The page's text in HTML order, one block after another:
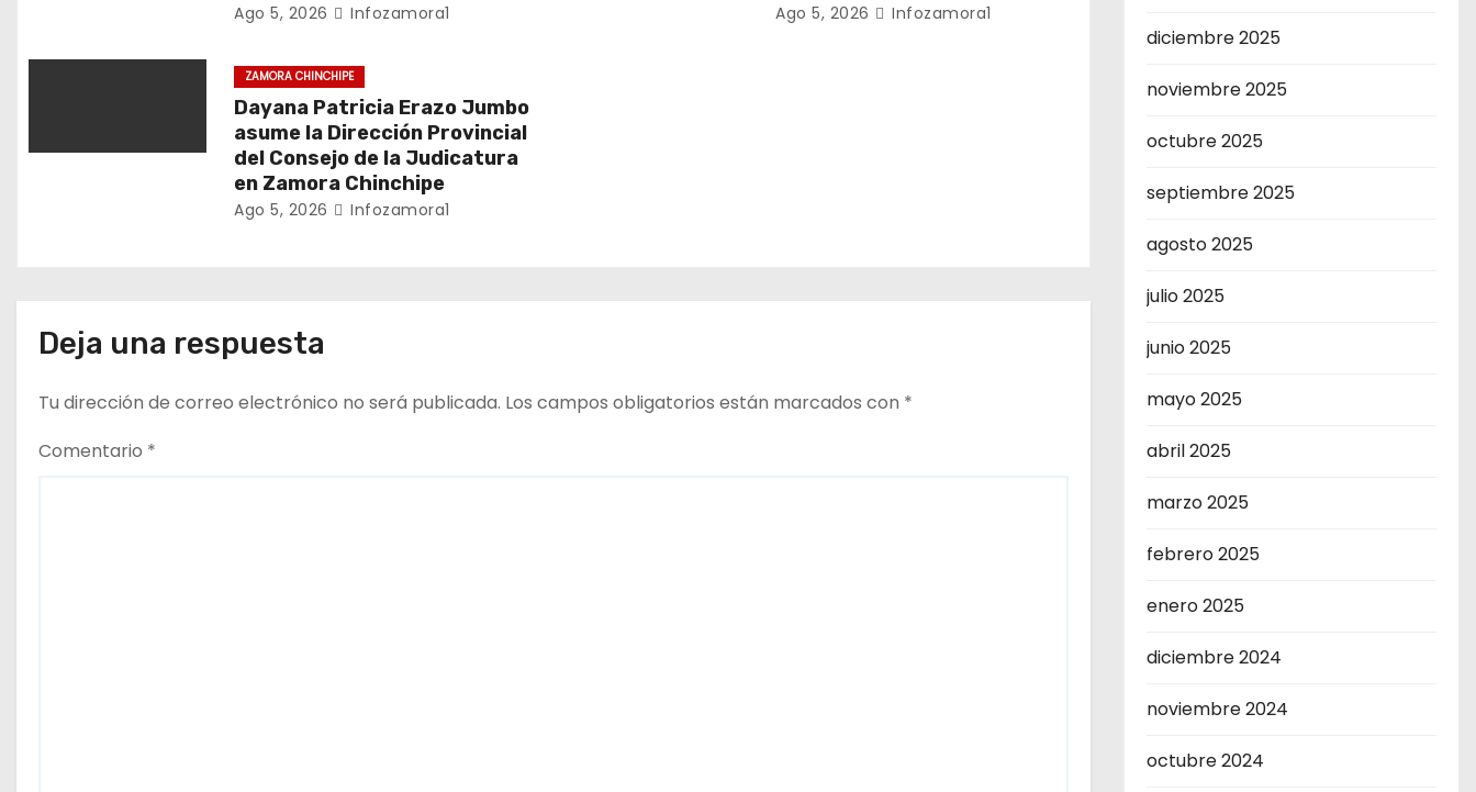
s
Ago 5, 2026 Infozamora1 Ago 5, 2026 Infozamora1
ZAMORA CHINCHIPE
Dayana Patricia Erazo Jumbo
asume la Dirección Provincial
del Consejo de la Judicatura
en Zamora Chinchipe
Ago 5, 2026 Infozamora1
Deja una respuesta
Tu dirección de correo electrónico no será publicada. Los campos obligatorios están marcados con *
Comentario *
diciembre 2025
noviembre 2025
octubre 2025
septiembre 2025
agosto 2025
julio 2025
junio 2025
mayo 2025
abril 2025
marzo 2025
febrero 2025
enero 2025
diciembre 2024
noviembre 2024
octubre 2024